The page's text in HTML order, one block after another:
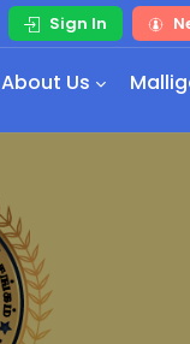
Sign In
About Us